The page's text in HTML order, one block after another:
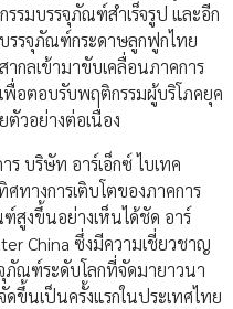
รมบรรจุภัณฑ์สำเร็จรูป และอีก
รรจุภัณฑ์กระดาษลูกฟูกไทย
กลเข้ามาขับเคลื่อนภาคการ
พื่อตอบรับพฤติกรรมผู้บริโภคยุค
ตัวอย่างต่อเนื่อง
ร บริษัท อาร์เอ็กซ์ ไบเทค
ศทางการเติบโตของภาคการ
สูงขึ้นอย่างเห็นได้ชัด อาร์
China ซึ่งมีความเชี่ยวชาญ
ภัณฑ์ระดับโลกที่จัดมายาวนา
ดขึ้นเป็นครั้งแรกในประเทศไทย